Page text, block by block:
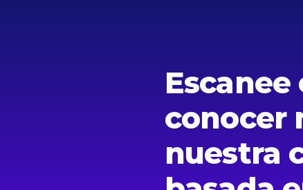
Escanee
conocer
nuestra